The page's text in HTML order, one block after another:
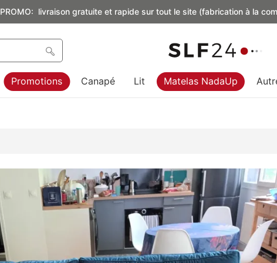
PROMO: livraison gratuite et rapide sur tout le site (fabrication à la
Promotions Canapé Lit Matelas NadaUp